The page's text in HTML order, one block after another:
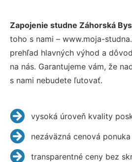
Zapojenie studne Záhorská
toho s nami – www.moja-
prehľad hlavných výhod a
na nás. Garantujeme vám, že
s nami nebudete ľutovať.
vysoká úroveň kvality
nezáväzná cenová
transparentné ceny bez